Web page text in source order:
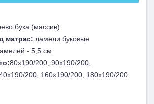
бука (массив)
матрас: ламели буковые
- 5,5 см
80x190/200, 90x190/200,
200, 160х190/200, 180х190/200